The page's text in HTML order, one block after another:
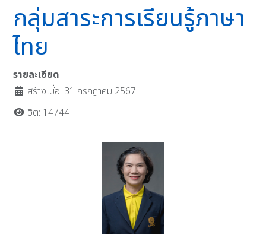
กลุ่มสาระการเรียนรู้ภาษา
ไทย
รายละเอียด
สร้างเมื่อ: 31 กรกฎาคม 2567
ฮิต: 14744